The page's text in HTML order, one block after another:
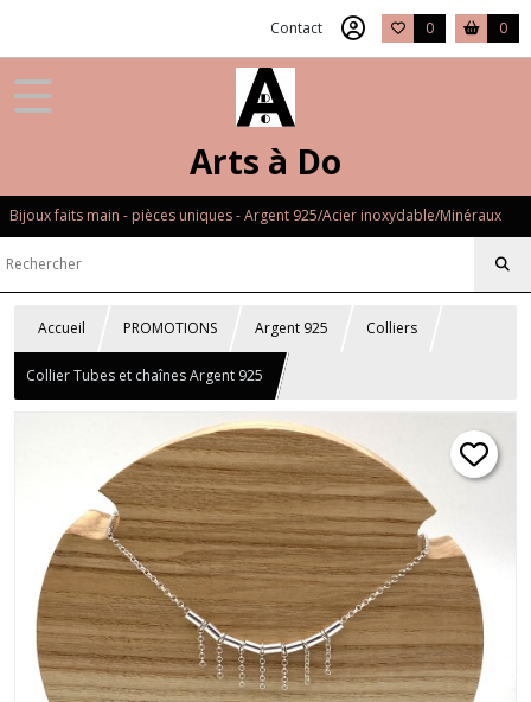
Contact 0 0
Arts à Do
Bijoux faits main - pièces uniques - Argent 925/Acier inoxydable/Minéraux
Accueil PROMOTIONS Argent 925 Colliers
Collier Tubes et chaînes Argent 925